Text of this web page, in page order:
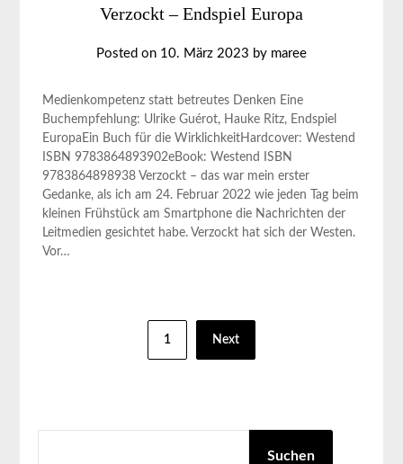
Verzockt – Endspiel Europa
Posted on 10. März 2023 by maree
Medienkompetenz statt betreutes Denken Eine
Buchempfehlung: Ulrike Guérot, Hauke Ritz, Endspiel
EuropaEin Buch für die WirklichkeitHardcover: Westend
ISBN 9783864893902eBook: Westend ISBN
9783864898938 Verzockt – das war mein erster
Gedanke, als ich am 24. Februar 2022 wie jeden Tag beim
kleinen Frühstück am Smartphone die Nachrichten der
Leitmedien gesichtet habe. Verzockt hat sich der Westen.
Vor…
Seitennummerierung
1 Next
Suchen